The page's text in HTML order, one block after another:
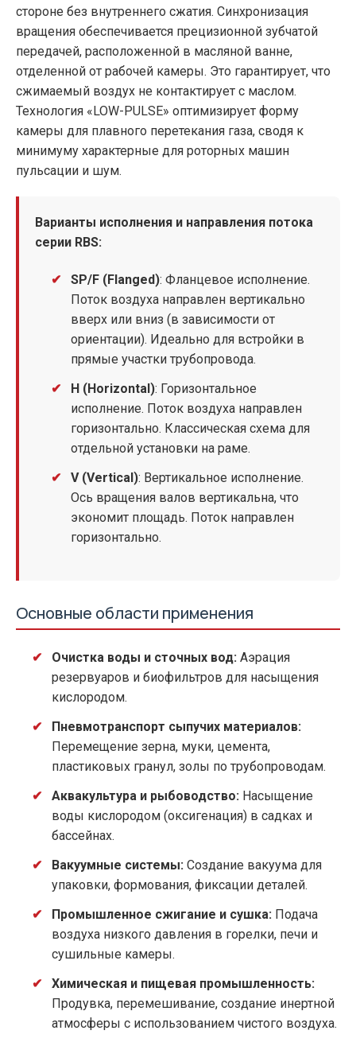
стороне без внутреннего сжатия. Синхронизация
вращения обеспечивается прецизионной зубчатой
передачей, расположенной в масляной ванне,
отделенной от рабочей камеры. Это гарантирует, что
сжимаемый воздух не контактирует с маслом.
Технология «LOW-PULSE» оптимизирует форму
камеры для плавного перетекания газа, сводя к
минимуму характерные для роторных машин
пульсации и шум.
Варианты исполнения и направления потока
серии RBS:
SP/F (Flanged): Фланцевое исполнение.
Поток воздуха направлен вертикально
вверх или вниз (в зависимости от
ориентации). Идеально для встройки в
прямые участки трубопровода.
H (Horizontal): Горизонтальное
исполнение. Поток воздуха направлен
горизонтально. Классическая схема для
отдельной установки на раме.
V (Vertical): Вертикальное исполнение.
Ось вращения валов вертикальна, что
экономит площадь. Поток направлен
горизонтально.
Основные области применения
Очистка воды и сточных вод: Аэрация
резервуаров и биофильтров для насыщения
кислородом.
Пневмотранспорт сыпучих материалов:
Перемещение зерна, муки, цемента,
пластиковых гранул, золы по трубопроводам.
Аквакультура и рыбоводство: Насыщение
воды кислородом (оксигенация) в садках и
бассейнах.
Вакуумные системы: Создание вакуума для
упаковки, формования, фиксации деталей.
Промышленное сжигание и сушка: Подача
воздуха низкого давления в горелки, печи и
сушильные камеры.
Химическая и пищевая промышленность:
Продувка, перемешивание, создание инертной
атмосферы с использованием чистого воздуха.